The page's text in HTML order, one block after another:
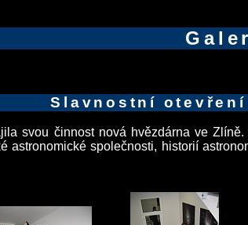
Slavnostní
svou činnost nová hvězdárna ve
astronomické společnosti, historií